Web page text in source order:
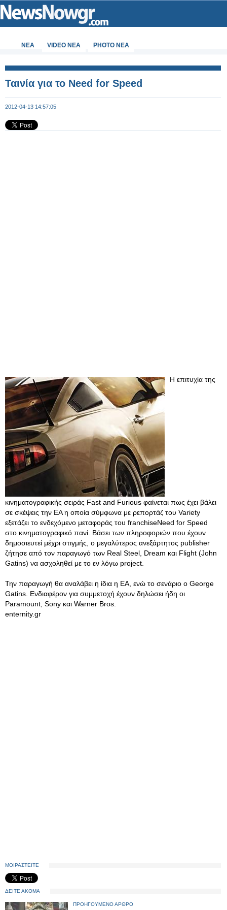
ΝΕΑ VIDEO NEA PHOTO NEA
Ταινία για το Need for Speed
2012-04-13 14:57:05
Η επιτυχία της
κινηματογραφικής σειράς Fast and Furious φαίνεται πως έχει βάλει
σε σκέψεις την ΕΑ η οποία σύμφωνα με ρεπορτάζ του Variety
εξετάζει το ενδεχόμενο μεταφοράς του franchiseNeed for Speed
στο κινηματογραφικό πανί. Βάσει των πληροφοριών που έχουν
δημοσιευτεί μέχρι στιγμής, ο μεγαλύτερος ανεξάρτητος publisher
ζήτησε από τον παραγωγό των Real Steel, Dream και Flight (John
Gatins) να ασχοληθεί με το εν λόγω project.
Την παραγωγή θα αναλάβει η ίδια η ΕΑ, ενώ το σενάριο ο George
Gatins. Ενδιαφέρον για συμμετοχή έχουν δηλώσει ήδη οι
Paramount, Sony και Warner Bros.
enternity.gr
ΜΟΙΡΑΣΤΕΙΤΕ
ΔΕΙΤΕ ΑΚΟΜΑ
ΠΡΟΗΓΟΥΜΕΝΟ ΑΡΘΡΟ